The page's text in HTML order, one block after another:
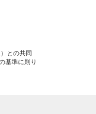
との共同
基準に則り